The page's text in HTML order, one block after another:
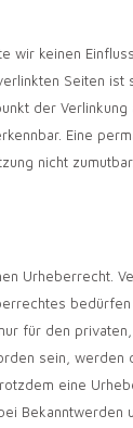
wir keinen
Seiten
der
Eine
nicht
Urheberrecht.
für den
sein, werden
eine
Bekanntwerden